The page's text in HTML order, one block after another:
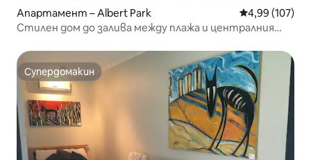
Апартамент – Albert Park Средна
4,99 (107)
Стилен дом до залива между плажа и централния
Супердомакин
Супердомакин